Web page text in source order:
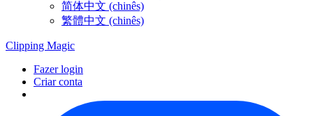
简体中文 (chinês)
繁體中文 (chinês)
Clipping Magic
Fazer login
Criar conta